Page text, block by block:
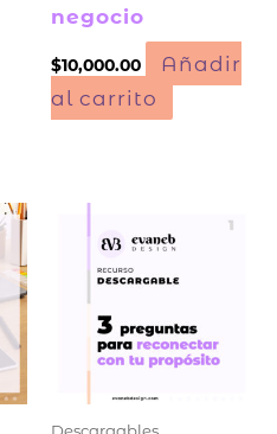
negocio
$10,000.00
Añadir
al carrito